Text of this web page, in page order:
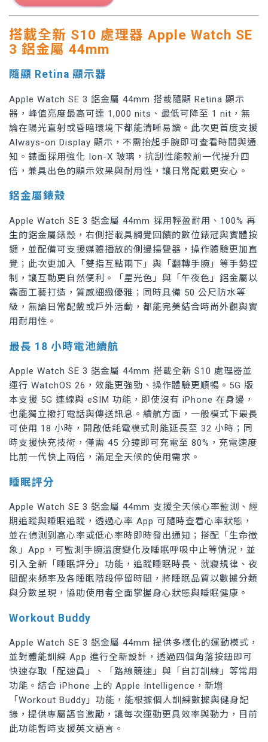
搭載全新 S10 處理器 Apple Watch SE
3 鋁金屬 44mm
隨顯 Retina 顯示器
Apple Watch SE 3 鋁金屬 44mm 搭載隨顯 Retina 顯示
器，峰值亮度最高可達 1,000 nits、最低可降至 1 nit，無
論在陽光直射或昏暗環境下都能清晰易讀。此次更首度支援
Always-on Display 顯示，不需抬起手腕即可查看時間與通
知。錶面採用強化 Ion-X 玻璃，抗刮性能較前一代提升四
倍，兼具出色的顯示效果與耐用性，讓日常配戴更安心。
鋁金屬錶殼
Apple Watch SE 3 鋁金屬 44mm 採用輕盈耐用、100% 再
生的鋁金屬錶殼，右側搭載具觸覺回饋的數位錶冠與實體按
鍵，並配備可支援媒體播放的側邊揚聲器，操作體驗更加直
覺；此次更加入「雙指互點兩下」與「翻轉手腕」等手勢控
制，讓互動更自然便利。「星光色」與「午夜色」鋁金屬以
霧面工藝打造，質感細緻優雅；同時具備 50 公尺防水等
級，無論日常配戴或戶外活動，都能完美結合時尚外觀與實
用耐用性。
最長 18 小時電池續航
Apple Watch SE 3 鋁金屬 44mm 搭載全新 S10 處理器並
運行 WatchOS 26，效能更強勁、操作體驗更順暢。5G 版
本支援 5G 連線與 eSIM 功能，即使沒有 iPhone 在身邊，
也能獨立撥打電話與傳送訊息。續航方面，一般模式下最長
可使用 18 小時，開啟低耗電模式則能延長至 32 小時；同
時支援快充技術，僅需 45 分鐘即可充電至 80%，充電速度
比前一代快上兩倍，滿足全天候的使用需求。
睡眠評分
Apple Watch SE 3 鋁金屬 44mm 支援全天候心率監測、經
期追蹤與睡眠追蹤，透過心率 App 可隨時查看心率狀態，
並在偵測到高心率或低心率時即時發出通知；搭配「生命徵
象」App，可監測手腕溫度變化及睡眠呼吸中止等情況，並
引入全新「睡眠評分」功能，追蹤睡眠時長、就寢規律、夜
間醒來頻率及各睡眠階段停留時間，將睡眠品質以數據分類
與分數呈現，協助使用者全面掌握身心狀態與睡眠健康。
Workout Buddy
Apple Watch SE 3 鋁金屬 44mm 提供多樣化的運動模式，
並對體能訓練 App 進行全新設計，透過四個角落按鈕即可
快速存取「配速員」、「路線競速」與「自訂訓練」等常用
功能。結合 iPhone 上的 Apple Intelligence，新增
「Workout Buddy」功能，能根據個人訓練數據與健身記
錄，提供專屬語音激勵，讓每次運動更具效率與動力，目前
此功能暫時支援英文語言。